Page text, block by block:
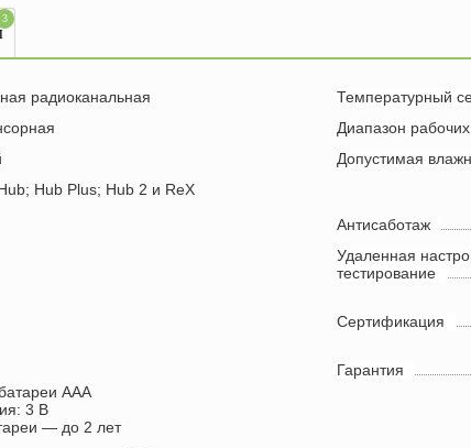
3
радиоканальная
Hub Plus; Hub 2 и ReX
ААA
3 В
— до 2 лет
Температурный
Диапазон
Допустимая
Антисаботаж
Удаленная
тестирование
Сертификация
Гарантия